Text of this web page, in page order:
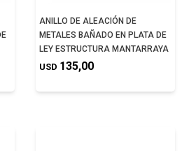
ANILLO DE ALEACIÓN DE
METALES BAÑADO EN PLATA DE
LEY ESTRUCTURA MANTARRAYA
USD 135,00